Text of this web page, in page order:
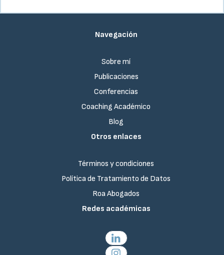
Navegación
Sobre mí
Publicaciones
Conferencias
Coaching Académico
Blog
Otros enlaces
Términos y condiciones
Política de Tratamiento de Datos
Roa Abogados
Redes académicas